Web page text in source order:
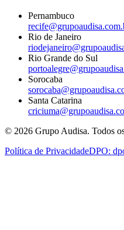
Pernambuco
Rio de Janeiro
Rio Grande do Sul
Sorocaba
Santa Catarina
© 2026 Grupo Audisa. Todos
Política de PrivacidadeDPO: